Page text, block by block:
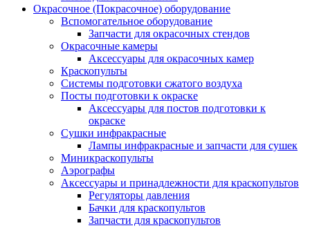
Окрасочное (Покрасочное) оборудование
Вспомогательное оборудование
Запчасти для окрасочных стендов
Окрасочные камеры
Аксессуары для окрасочных камер
Краскопульты
Системы подготовки сжатого воздуха
Посты подготовки к окраске
Аксессуары для постов подготовки к
окраске
Сушки инфракрасные
Лампы инфракрасные и запчасти для сушек
Миникраскопульты
Аэрографы
Аксессуары и принадлежности для краскопультов
Регуляторы давления
Бачки для краскопультов
Запчасти для краскопультов